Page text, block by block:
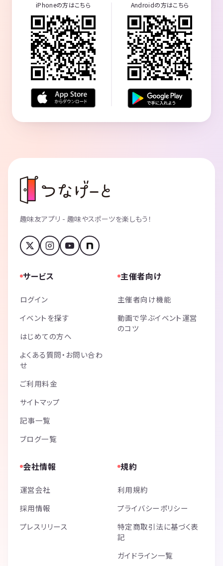
iPhoneの方はこちら Androidの方はこちら
趣味友アプリ - 趣味やスポーツを楽しもう！
サービス
ログイン
イベントを探す
はじめての方へ
よくある質問・お問い合わ
せ
ご利用料金
サイトマップ
記事一覧
ブログ一覧
主催者向け
主催者向け機能
動画で学ぶイベント運営
のコツ
会社情報
運営会社
採用情報
プレスリリース
規約
利用規約
プライバシーポリシー
特定商取引法に基づく表
記
ガイドライン一覧